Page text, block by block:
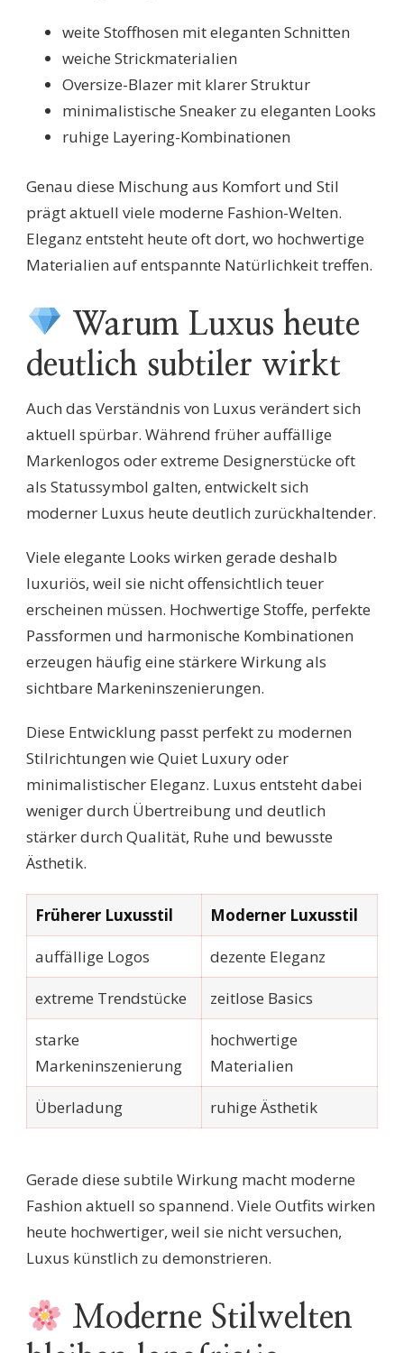
weite Stoffhosen mit eleganten Schnitten
weiche Strickmaterialien
Oversize-Blazer mit klarer Struktur
minimalistische Sneaker zu eleganten Looks
ruhige Layering-Kombinationen
Genau diese Mischung aus Komfort und Stil
prägt aktuell viele moderne Fashion-Welten.
Eleganz entsteht heute oft dort, wo hochwertige
Materialien auf entspannte Natürlichkeit treffen.
Warum Luxus heute
deutlich subtiler wirkt
Auch das Verständnis von Luxus verändert sich
aktuell spürbar. Während früher auffällige
Markenlogos oder extreme Designerstücke oft
als Statussymbol galten, entwickelt sich
moderner Luxus heute deutlich zurückhaltender.
Viele elegante Looks wirken gerade deshalb
luxuriös, weil sie nicht offensichtlich teuer
erscheinen müssen. Hochwertige Stoffe, perfekte
Passformen und harmonische Kombinationen
erzeugen häufig eine stärkere Wirkung als
sichtbare Markeninszenierungen.
Diese Entwicklung passt perfekt zu modernen
Stilrichtungen wie Quiet Luxury oder
minimalistischer Eleganz. Luxus entsteht dabei
weniger durch Übertreibung und deutlich
stärker durch Qualität, Ruhe und bewusste
Ästhetik.
Früherer Luxusstil
Moderner Luxusstil
auffällige Logos
dezente Eleganz
extreme Trendstücke
zeitlose Basics
starke
Markeninszenierung
hochwertige
Materialien
Überladung
ruhige Ästhetik
Gerade diese subtile Wirkung macht moderne
Fashion aktuell so spannend. Viele Outfits wirken
heute hochwertiger, weil sie nicht versuchen,
Luxus künstlich zu demonstrieren.
Moderne Stilwelten